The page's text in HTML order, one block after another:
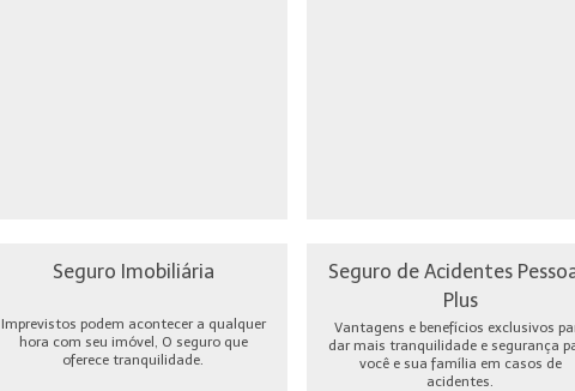
Seguro Imobiliária
Imprevistos podem acontecer a qualquer
hora com seu imóvel, O seguro que
oferece tranquilidade.
Seguro de Acidentes
Plus
Vantagens e benefícios exclusivos
dar mais tranquilidade e segurança
você e sua família em casos de
acidentes.